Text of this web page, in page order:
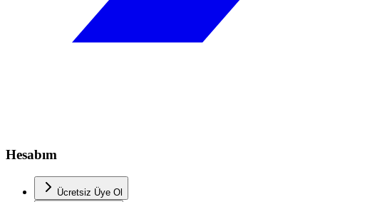
Hesabım
Ücretsiz Üye Ol